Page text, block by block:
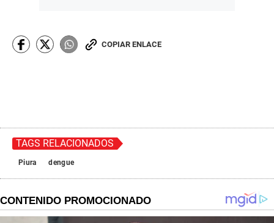
COPIAR ENLACE
TAGS RELACIONADOS
Piura dengue